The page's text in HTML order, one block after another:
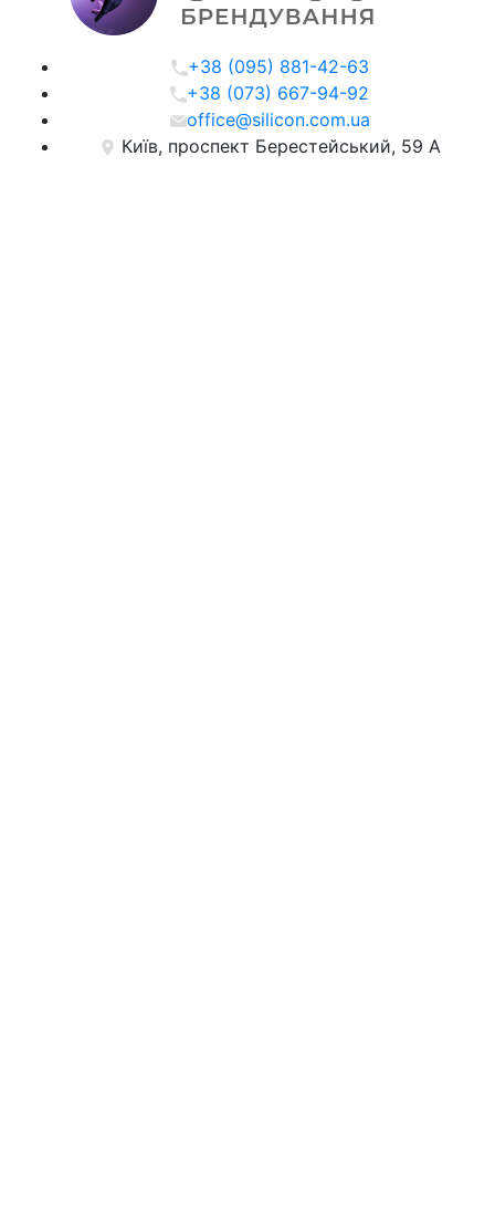
+38 (095) 881-42-63
+38 (073) 667-94-92
office@silicon.com.ua
Київ, проспект Берестейський, 59 А